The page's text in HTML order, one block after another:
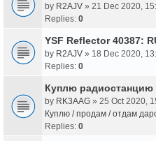
by R2AJV » 21 Dec 2020,
Replies: 0
YSF Reflector 40387:
by R2AJV » 18 Dec 2020,
Replies: 0
Куплю радиостанцию
by RK3AAG » 25 Oct 2020,
Куплю / продам / отдам
Replies: 0